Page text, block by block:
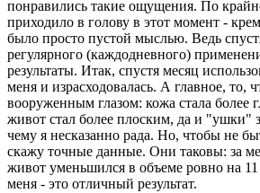
понравились такие ощущения. По
приходило в голову в этот момент -
было просто пустой мыслью. Ведь
регулярного (каждодневного)
результаты. Итак, спустя месяц
меня и израсходовалась. А главное, то,
вооруженным глазом: кожа стала более
живот стал более плоским, да и "ушки"
чему я несказанно рада. Но, чтобы не
скажу точные данные. Они таковы: за
живот уменьшился в объеме ровно на
меня - это отличный результат.